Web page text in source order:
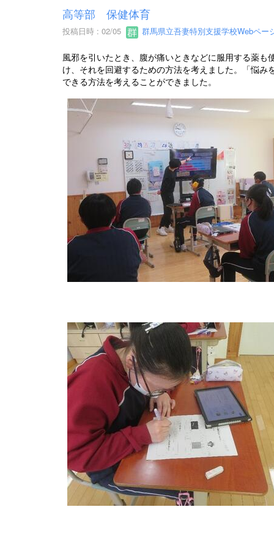
高等部 保健体育
投稿日時 : 02/05 群馬県立吾妻特別支援学校Webペー
風邪を引いたとき、腹が痛いときなどに服用する薬
け、それを回避するための方法を考えました。「悩
できる方法を考えることができました。